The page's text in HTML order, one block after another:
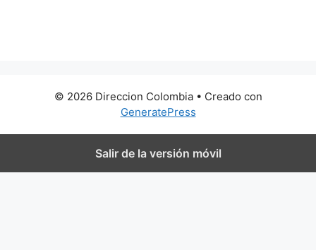
© 2026 Direccion Colombia• Creado con
GeneratePress
Salir de la versión móvil